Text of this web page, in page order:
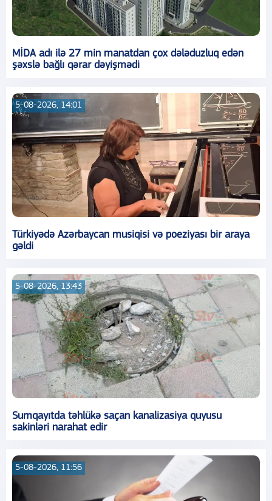
MİDA adı ilə 27 min manatdan çox dələduzluq edən
şəxslə bağlı qərar dəyişmədi
5-08-2026, 14:01
Türkiyədə Azərbaycan musiqisi və poeziyası bir araya
gəldi
5-08-2026, 13:43
Sumqayıtda təhlükə saçan kanalizasiya quyusu
sakinləri narahat edir
5-08-2026, 11:56